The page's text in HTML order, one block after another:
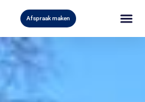
Afspraak maken